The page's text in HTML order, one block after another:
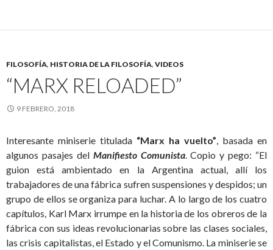
FILOSOFÍA, HISTORIA DE LA FILOSOFÍA, VIDEOS
“MARX RELOADED”
9 FEBRERO, 2018
Interesante miniserie titulada “Marx ha vuelto”, basada en
algunos pasajes del Manifiesto Comunista. Copio y pego: “El
guion está ambientado en la Argentina actual, allí los
trabajadores de una fábrica sufren suspensiones y despidos; un
grupo de ellos se organiza para luchar. A lo largo de los cuatro
capítulos, Karl Marx irrumpe en la historia de los obreros de la
fábrica con sus ideas revolucionarias sobre las clases sociales,
las crisis capitalistas, el Estado y el Comunismo. La miniserie se